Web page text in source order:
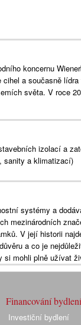
koncernu
a současně
světa. V roce
izolací a
sanity a klimatizací)
systémy a
mezinárodních
V její historii
a co je
mohli plně užívat
Financování bydlení
Investiční bydlení